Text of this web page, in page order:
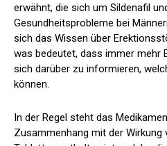
erwähnt, die sich um Sildenafil
Gesundheitsprobleme bei
sich das Wissen über
was bedeutet, dass immer mehr
sich darüber zu informieren,
können.
In der Regel steht das
Zusammenhang mit der Wirkung